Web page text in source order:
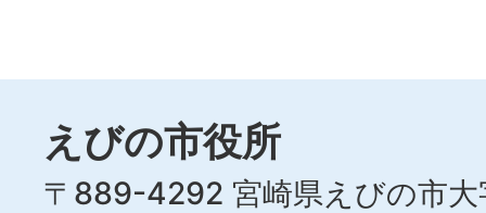
えびの市役所
〒889-4292 宮崎県えびの市大